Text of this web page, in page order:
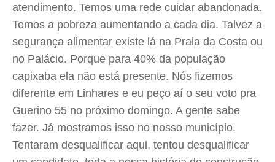
atendimento. Temos uma rede cuidar abandonada.
Temos a pobreza aumentando a cada dia. Talvez a
segurança alimentar existe lá na Praia da Costa ou
no Palácio. Porque para 40% da população
capixaba ela não está presente. Nós fizemos
diferente em Linhares e eu peço aí o seu voto pra
Guerino 55 no próximo domingo. A gente sabe
fazer. Já mostramos isso no nosso município.
Tentaram desqualificar aqui, tentou desqualificar